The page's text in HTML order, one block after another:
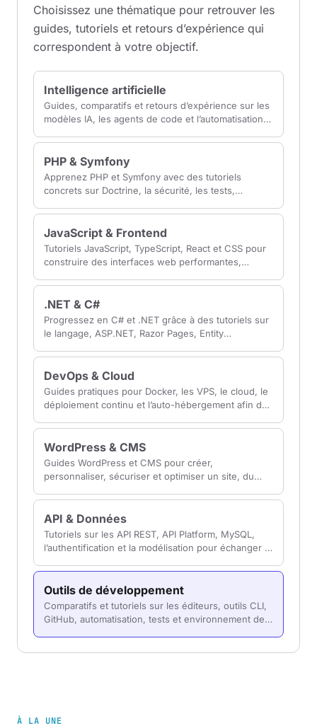
Choisissez une thématique pour retrouver les
guides, tutoriels et retours d’expérience qui
correspondent à votre objectif.
Intelligence artificielle
Guides, comparatifs et retours d’expérience sur les
modèles IA, les agents de code et l’automatisation
PHP & Symfony
Apprenez PHP et Symfony avec des tutoriels
concrets sur Doctrine, la sécurité, les tests,
modernes.
JavaScript & Frontend
Tutoriels JavaScript, TypeScript, React et CSS pour
construire des interfaces web performantes,
.NET & C#
Progressez en C# et .NET grâce à des tutoriels sur
le langage, ASP.NET, Razor Pages, Entity
DevOps & Cloud
Guides pratiques pour Docker, les VPS, le cloud, le
déploiement continu et l’auto-hébergement afin de
WordPress & CMS
Guides WordPress et CMS pour créer,
personnaliser, sécuriser et optimiser un site, du
headless.
API & Données
Tutoriels sur les API REST, API Platform, MySQL,
l’authentification et la modélisation pour échanger et
Outils de développement
Comparatifs et tutoriels sur les éditeurs, outils CLI,
GitHub, automatisation, tests et environnement de
À LA UNE